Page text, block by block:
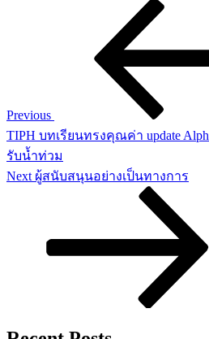
Previous
TIPH บทเรียนทรงคุณค่า update
รับน้ำท่วม
Next
Post
Next ผู้สนับสนุนอย่างเป็นทางการ